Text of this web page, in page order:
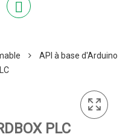
API à base d'Arduino
PLC